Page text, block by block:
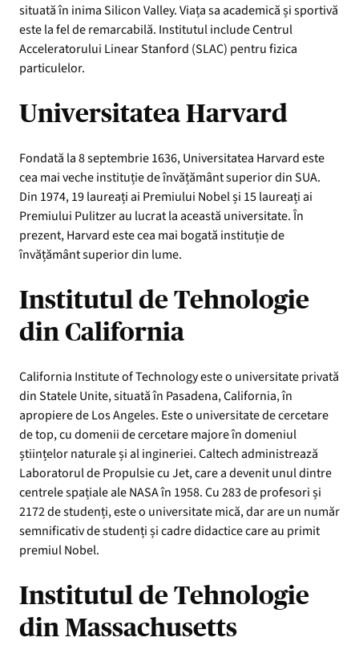
situată în inima Silicon Valley. Viața sa academică și sportivă
este la fel de remarcabilă. Institutul include Centrul
Acceleratorului Linear Stanford (SLAC) pentru fizica
particulelor.
Universitatea Harvard
Fondată la 8 septembrie 1636, Universitatea Harvard este
cea mai veche instituție de învățământ superior din SUA.
Din 1974, 19 laureați ai Premiului Nobel și 15 laureați ai
Premiului Pulitzer au lucrat la această universitate. În
prezent, Harvard este cea mai bogată instituție de
învățământ superior din lume.
Institutul de Tehnologie
din California
California Institute of Technology este o universitate privată
din Statele Unite, situată în Pasadena, California, în
apropiere de Los Angeles. Este o universitate de cercetare
de top, cu domenii de cercetare majore în domeniul
științelor naturale și al ingineriei. Caltech administrează
Laboratorul de Propulsie cu Jet, care a devenit unul dintre
centrele spațiale ale NASA în 1958. Cu 283 de profesori și
2172 de studenți, este o universitate mică, dar are un număr
semnificativ de studenți și cadre didactice care au primit
premiul Nobel.
Institutul de Tehnologie
din Massachusetts